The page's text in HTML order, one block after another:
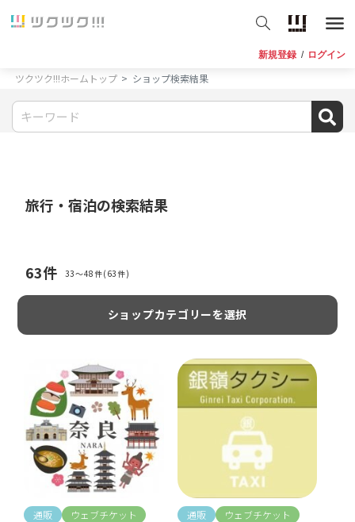
新規登録 / ログイン
ツクツク!!!ホームトップ ショップ検索結果
旅行・宿泊の検索結果
63件 33〜48件(63件)
ショップカテゴリーを選択
通販 ウェブチケット 通販
ウェブチケット